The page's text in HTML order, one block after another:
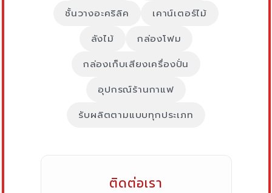
ชั้นวางอะคริลิค
เคาน์เตอร์ไม้
ลังไม้
กล่องโฟม
กล่องเก็บเสียงเครื่องปั่น
อุปกรณ์ร้านกาแฟ
รับผลิตตามแบบทุกประเภท
ติดต่อเรา